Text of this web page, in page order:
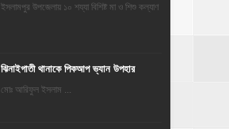
ইসলামপুর উপজেলায় ১০ শয্যা বিশিষ্ট মা ও শিশু কল্যাণ
ঝিনাইগাতী থানাকে পিকআপ ভ্যান উপহার
মোঃ আরিফুল ইসলাম ...